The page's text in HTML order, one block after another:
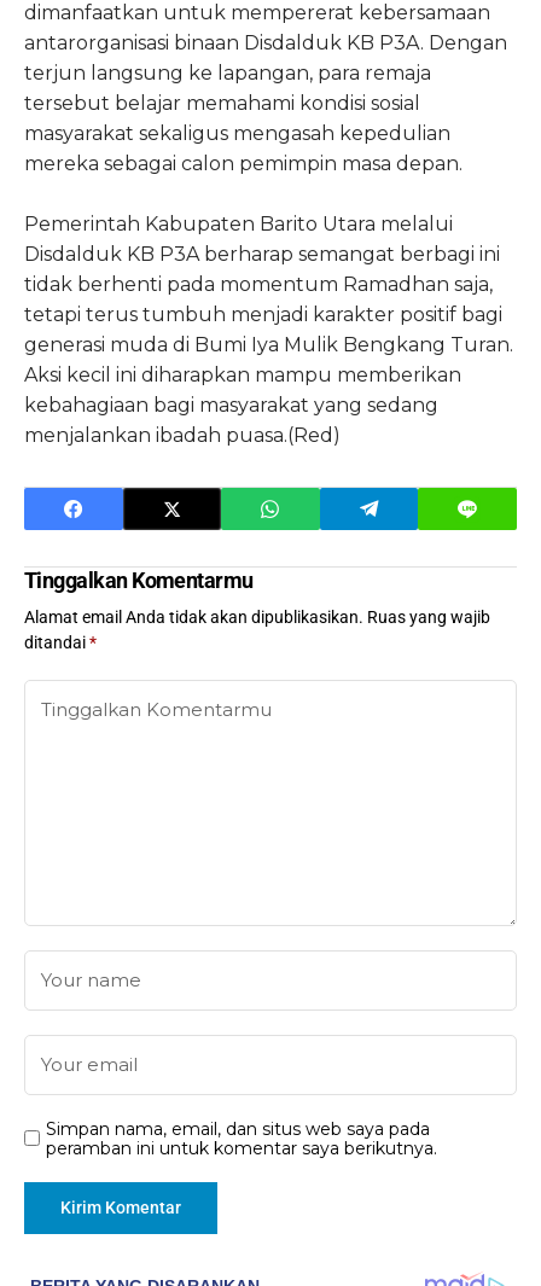
dimanfaatkan untuk mempererat kebersamaan
antarorganisasi binaan Disdalduk KB P3A. Dengan
terjun langsung ke lapangan, para remaja
tersebut belajar memahami kondisi sosial
masyarakat sekaligus mengasah kepedulian
mereka sebagai calon pemimpin masa depan.
Pemerintah Kabupaten Barito Utara melalui
Disdalduk KB P3A berharap semangat berbagi ini
tidak berhenti pada momentum Ramadhan saja,
tetapi terus tumbuh menjadi karakter positif bagi
generasi muda di Bumi Iya Mulik Bengkang Turan.
Aksi kecil ini diharapkan mampu memberikan
kebahagiaan bagi masyarakat yang sedang
menjalankan ibadah puasa.(Red)
Tinggalkan Komentarmu
Alamat email Anda tidak akan dipublikasikan. Ruas yang wajib
ditandai*
Simpan nama, email, dan situs web saya pada
peramban ini untuk komentar saya berikutnya.